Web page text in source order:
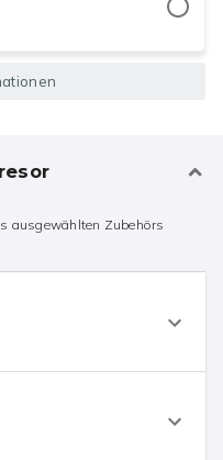
ausgewählten Zubehörs